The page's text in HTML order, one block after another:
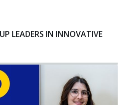
LEADERS IN INNOVATIVE